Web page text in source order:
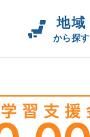
地域
から探す